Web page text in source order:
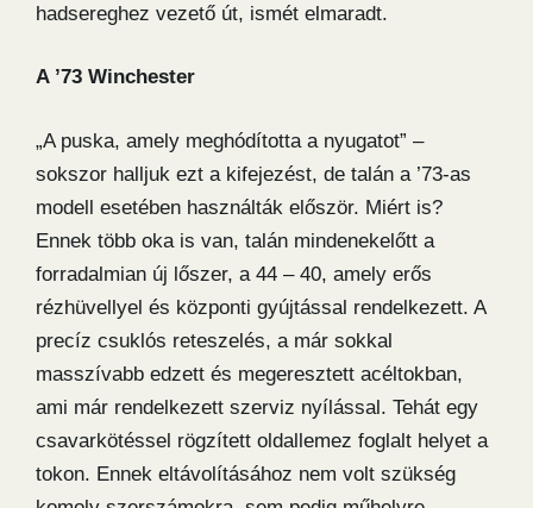
hadsereghez vezető út, ismét elmaradt.
A ’73 Winchester
„A puska, amely meghódította a nyugatot” –
sokszor halljuk ezt a kifejezést, de talán a ’73-as
modell esetében használták először. Miért is?
Ennek több oka is van, talán mindenekelőtt a
forradalmian új lőszer, a 44 – 40, amely erős
rézhüvellyel és központi gyújtással rendelkezett. A
precíz csuklós reteszelés, a már sokkal
masszívabb edzett és megeresztett acéltokban,
ami már rendelkezett szerviz nyílással. Tehát egy
csavarkötéssel rögzített oldallemez foglalt helyet a
tokon. Ennek eltávolításához nem volt szükség